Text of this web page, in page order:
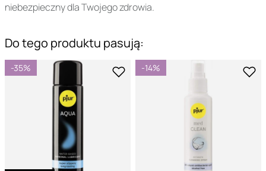
niebezpieczny dla Twojego zdrowia.
Do tego produktu pasują:
-35% -14%